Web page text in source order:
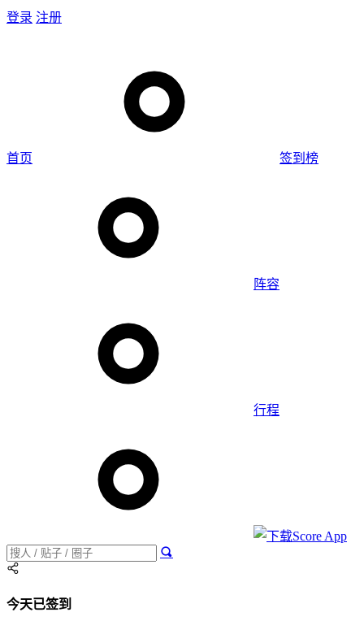
登录 注册
首页 签到榜
阵容
行程
今天已签到